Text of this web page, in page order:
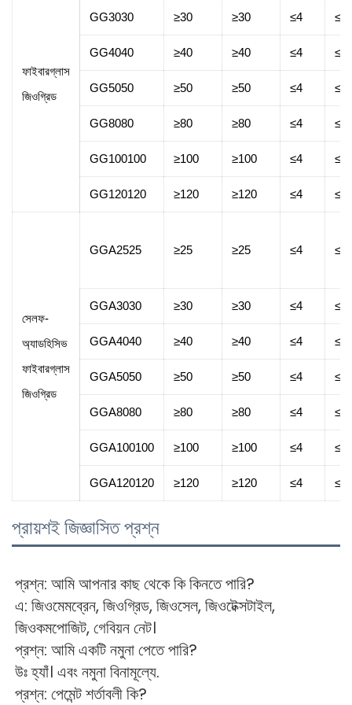
ফাইবারগ্লাস
জিওগ্রিড
GG3030 ≥30 ≥30 ≤4 ≤4
GG4040 ≥40 ≥40 ≤4 ≤4
GG5050 ≥50 ≥50 ≤4 ≤4
GG8080 ≥80 ≥80 ≤4 ≤4
GG100100 ≥100 ≥100 ≤4 ≤4
GG120120 ≥120 ≥120 ≤4 ≤4
সেলফ-
অ্যাডহিসিভ
ফাইবারগ্লাস
জিওগ্রিড
GGA2525 ≥25 ≥25 ≤4 ≤4
GGA3030 ≥30 ≥30 ≤4 ≤4
GGA4040 ≥40 ≥40 ≤4 ≤4
GGA5050 ≥50 ≥50 ≤4 ≤4
GGA8080 ≥80 ≥80 ≤4 ≤4
GGA100100 ≥100 ≥100 ≤4 ≤4
GGA120120 ≥120 ≥120 ≤4 ≤4
প্রায়শই জিজ্ঞাসিত প্রশ্ন
প্রশ্ন: আমি আপনার কাছ থেকে কি কিনতে পারি?
এ: জিওমেমব্রেন, জিওগ্রিড, জিওসেল, জিওটেক্সটাইল,
জিওকমপোজিট, গেবিয়ন নেট।
প্রশ্ন: আমি একটি নমুনা পেতে পারি?
উঃ হ্যাঁ। এবং নমুনা বিনামূল্যে.
প্রশ্ন: পেমেন্ট শর্তাবলী কি?